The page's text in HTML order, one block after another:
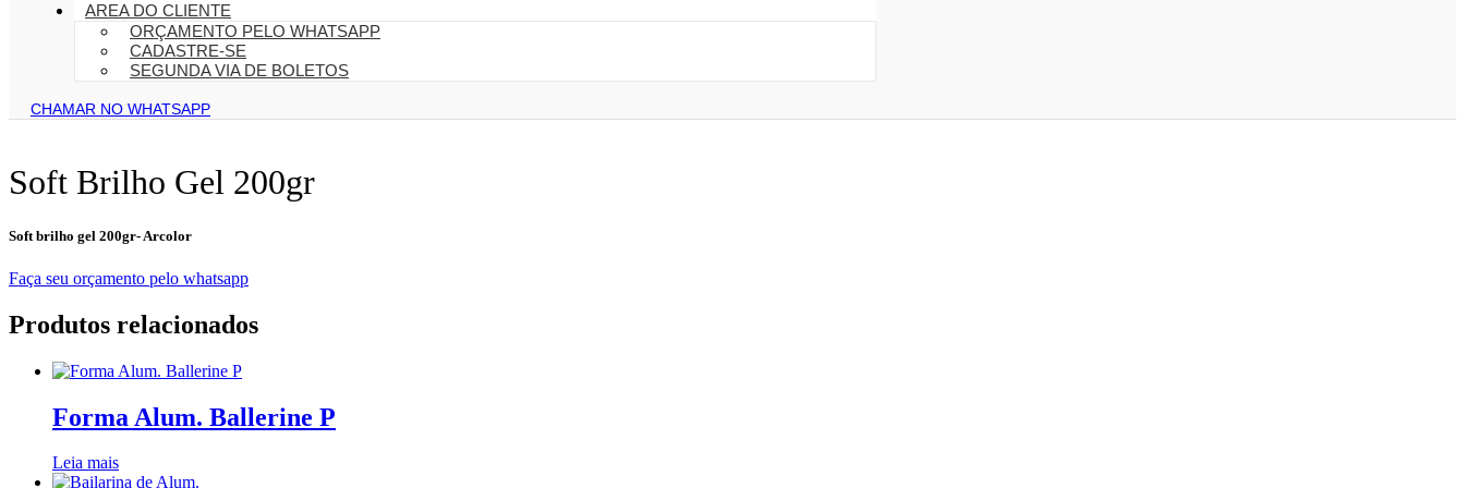
AREA DO CLIENTE
ORÇAMENTO PELO WHATSAPP
CADASTRE-SE
SEGUNDA VIA DE BOLETOS
CHAMAR NO WHATSAPP
Soft Brilho Gel 200gr
Soft brilho gel 200gr- Arcolor
Faça seu orçamento pelo whatsapp
Produtos relacionados
Forma Alum. Ballerine P
Leia mais